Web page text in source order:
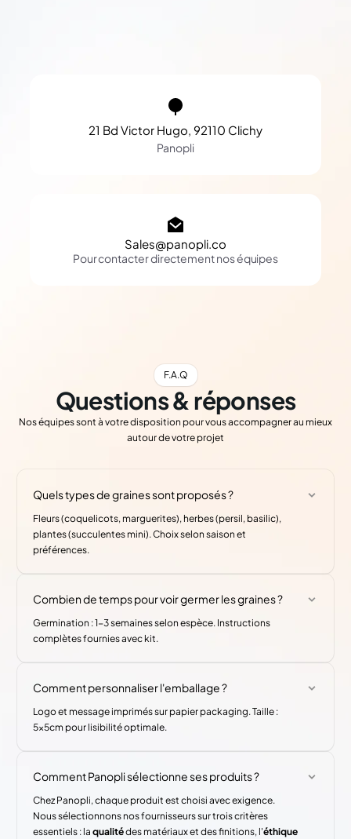
21 Bd Victor Hugo, 92110 Clichy
Panopli
Sales@panopli.co
Pour contacter directement nos équipes
F.A.Q
Questions & réponses
Nos équipes sont à votre disposition pour vous accompagner au mieux
autour de votre projet
Quels types de graines sont proposés ?
Fleurs (coquelicots, marguerites), herbes (persil, basilic),
plantes (succulentes mini). Choix selon saison et
préférences.
Combien de temps pour voir germer les graines ?
Germination : 1-3 semaines selon espèce. Instructions
complètes fournies avec kit.
Comment personnaliser l'emballage ?
Logo et message imprimés sur papier packaging. Taille :
5x5cm pour lisibilité optimale.
Comment Panopli sélectionne ses produits ?
Chez Panopli, chaque produit est choisi avec exigence.
Nous sélectionnons nos fournisseurs sur trois critères
essentiels : laqualitédes matériaux et des finitions, l'éthique